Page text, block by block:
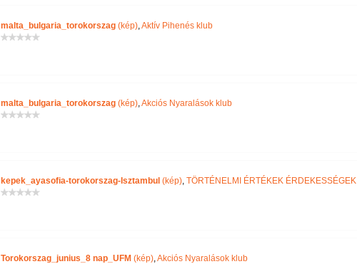
malta_bulgaria_torokorszag(kép),Aktív Pihenés klub
malta_bulgaria_torokorszag(kép),Akciós Nyaralások klub
kepek_ayasofia-torokorszag-Isztambul (kép), TÖRTÉNELMI ÉRTÉKEK ÉRDEKESSÉGEK
Torokorszag_junius_8 nap_UFM (kép),Akciós Nyaralások klub